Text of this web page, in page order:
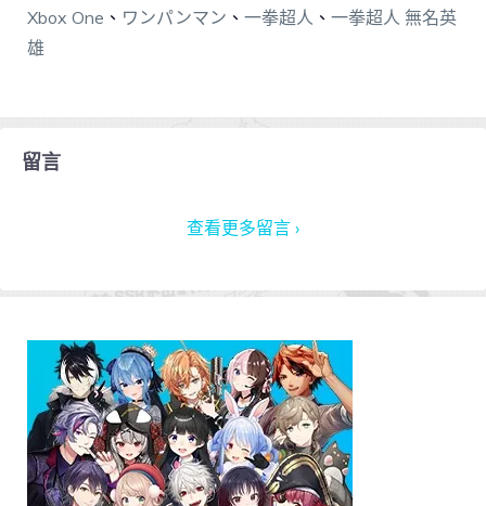
Xbox One 、 ワンパンマン 、 一拳超人 、 一拳超人 無名英
雄
留言
查看更多留言 ›